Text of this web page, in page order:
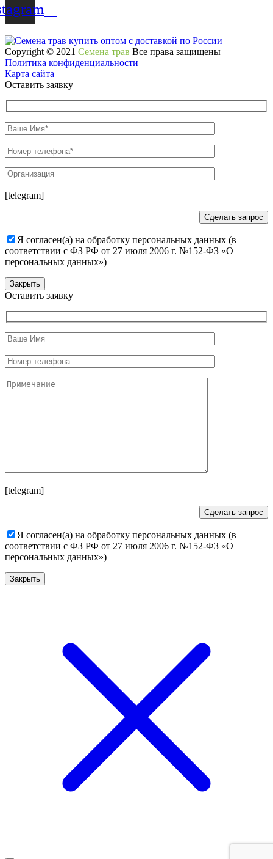
Copyright © 2021 Семена трав Все права защищены
Политика конфиденциальности
Карта сайта
Оставить заявку
[telegram]
Я согласен(а) на обработку персональных данных (в
соответствии с ФЗ РФ от 27 июля 2006 г. №152-ФЗ «О
персональных данных»)
Закрыть
Оставить заявку
[telegram]
Я согласен(а) на обработку персональных данных (в
соответствии с ФЗ РФ от 27 июля 2006 г. №152-ФЗ «О
персональных данных»)
Закрыть